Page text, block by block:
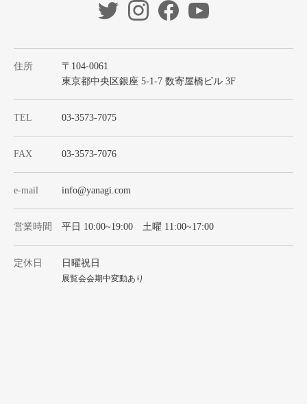
住所
〒104-0061
東京都中央区銀座 5-1-7 数寄屋橋ビル 3F
TEL 03-3573-7075
FAX 03-3573-7076
e-mail info@yanagi.com
営業時間 平日 10:00~19:00 土曜 11:00~17:00
定休日 日曜祝日
展覧会会期中変動あり